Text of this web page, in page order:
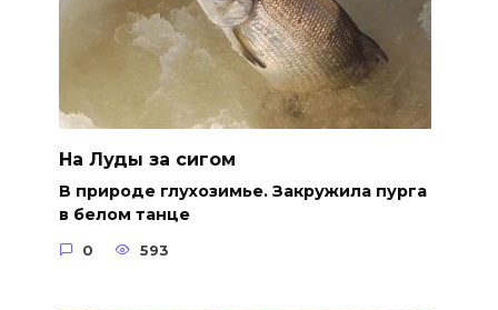
На Луды за сигом
В природе глухозимье. Закружила пурга
в белом танце
0 593